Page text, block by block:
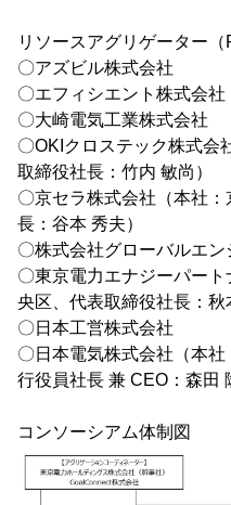
リソースアグリゲーター（
〇アズビル株式会社
〇エフィシエント株式会社
〇大崎電気工業株式会社
〇OKIクロステック株式会
取締役社長：竹内 敏尚）
〇京セラ株式会社（本社
長：谷本 秀夫）
〇株式会社グローバルエ
〇東京電力エナジーパー
央区、代表取締役社長：秋
〇日本工営株式会社
〇日本電気株式会社（本
行役員社長 兼 CEO：森田
コンソーシアム体制図